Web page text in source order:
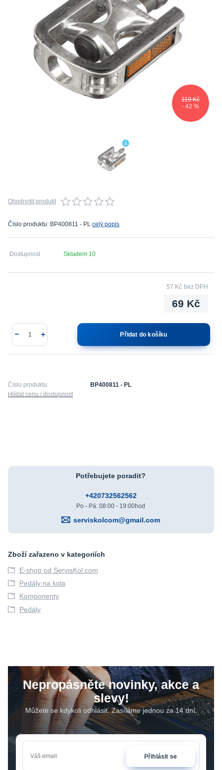
119 Kč
- 42 %
Ohodnotit produkt
Číslo produktu: BP400811 - PL celý popis
Dostupnost Skladem 10
69 Kč
57 Kč bez DPH
Přidat do košíku
Číslo produktu:
BP400811 - PL
Hlídat cenu / dostupnost
Potřebujete poradit?
+420732562562
Po - Pá: 08:00 - 19:00hod
serviskolcom@gmail.com
Zboží zařazeno v kategoriích
E-shop od ServisKol.com
Pedály na kola
Komponenty
Pedály
Nepropásněte novinky, akce a
slevy!
Můžete se kdykoli odhlásit. Zasíláme jednou za 14 dní.
Přihlásit se